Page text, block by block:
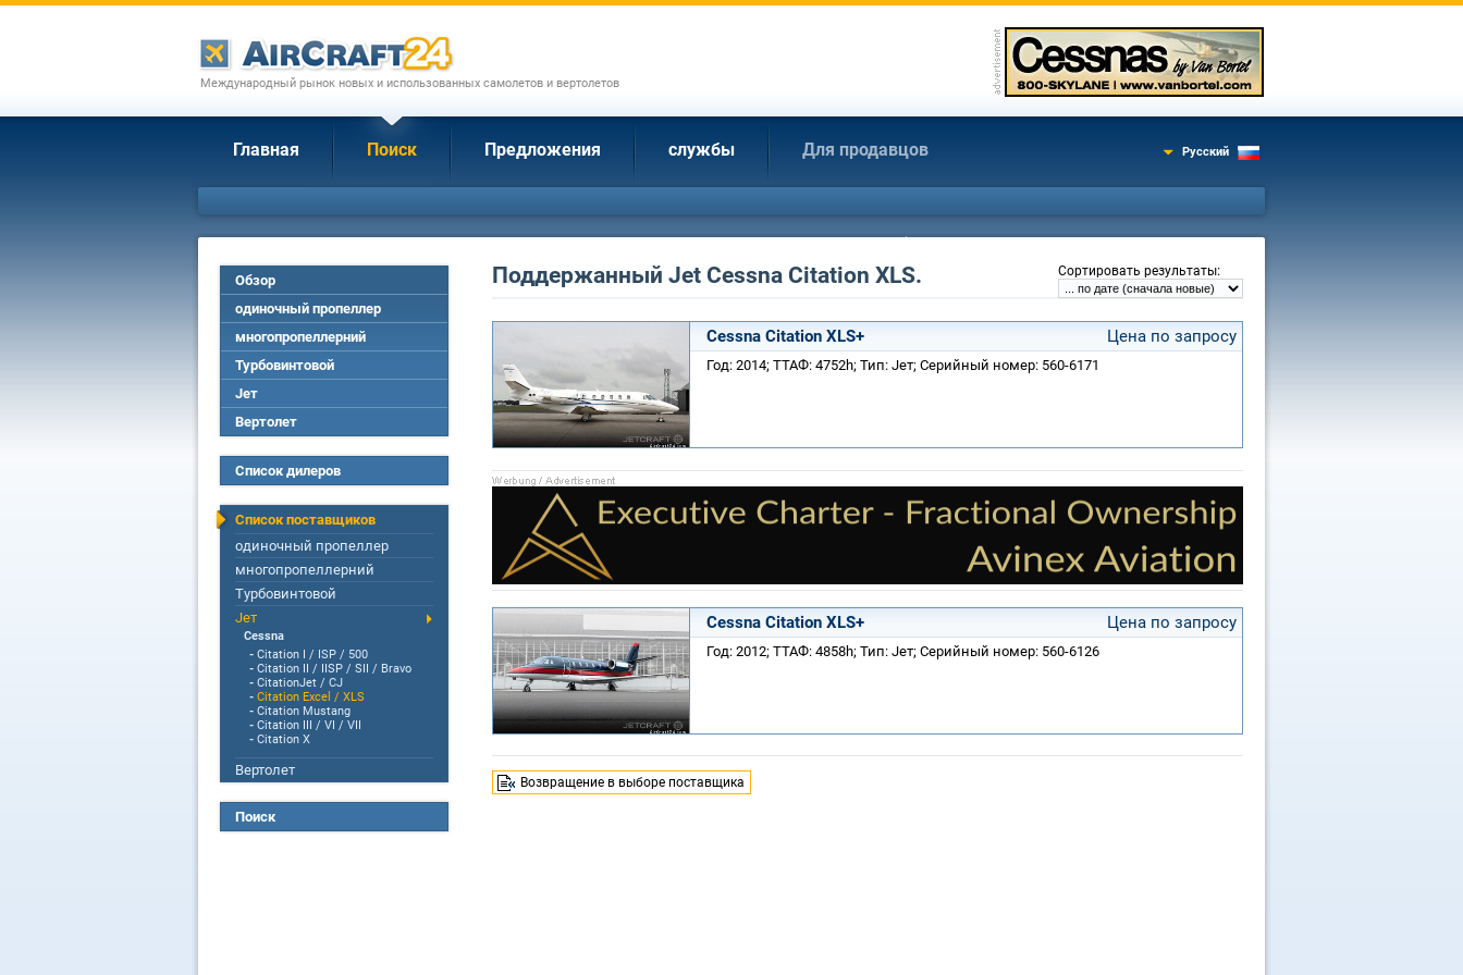
Международный рынок новых и использованных самолетов и вертолетов
Главная Поиск Предложения службы Для продавцов Русский
Обзор
одиночный пропеллер
многопропеллерний
Турбовинтовой
Jет
Вертолет
Список дилеров
Список поставщиков
одиночный пропеллер
многопропеллерний
Турбовинтовой
Jет
Cessna
- Citation I / ISP / 500
- Citation II / IISP / SII / Bravo
- CitationJet / CJ
- Citation Excel / XLS
- Citation Mustang
- Citation III / VI / VII
- Citation X
Вертолет
Поиск
Сортировать результаты:
Поддержанный Jet Cessna Citation XLS.
Cessna Citation XLS+ Цена по запросу
Год: 2014; ТТАФ: 4752h; Тип: Jет; Серийный номер: 560-6171
Cessna Citation XLS+ Цена по запросу
Год: 2012; ТТАФ: 4858h; Тип: Jет; Серийный номер: 560-6126
Возвращение в выборе поставщика